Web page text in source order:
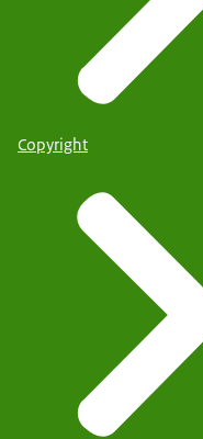
Copyright